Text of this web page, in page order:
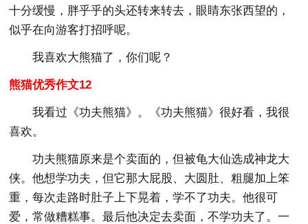
十分缓慢，胖乎乎的头还转来转去，眼睛东张西望的，
似乎在向游客打招呼呢。
我喜欢大熊猫了，你们呢？
熊猫优秀作文12
我看过《功夫熊猫》。《功夫熊猫》很好看，我很
喜欢。
功夫熊猫原来是个卖面的，但被龟大仙选成神龙大
侠。他想学功夫，但它那大屁股、大圆肚、粗腿加上笨
重，每次走路时肚子上下晃着，学不了功夫。他很可
爱，常做糟糕事。最后他决定去卖面，不学功夫了。一